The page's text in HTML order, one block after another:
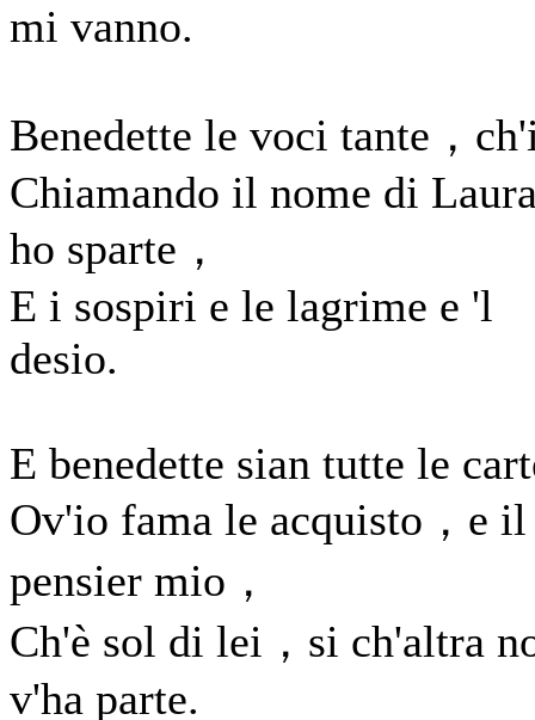
mi vanno.
Benedette le voci tante，
Chiamando il nome di
ho sparte，
E i sospiri e le lagrime e 'l
desio.
E benedette sian tutte le
Ov'io fama le acquisto，e il
pensier mio，
Ch'è sol di lei，si ch'altra
v'ha parte.